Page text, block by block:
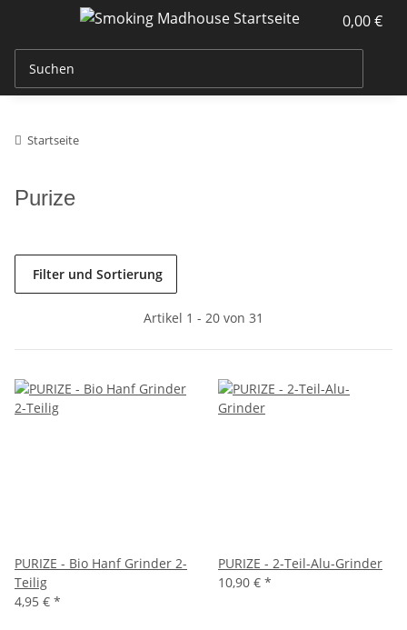
0,00 €
Startseite
Purize
Filter und Sortierung
Artikel 1 - 20 von 31
PURIZE - Bio Hanf Grinder 2-
Teilig
4,95 € *
PURIZE - 2-Teil-Alu-Grinder
10,90 € *